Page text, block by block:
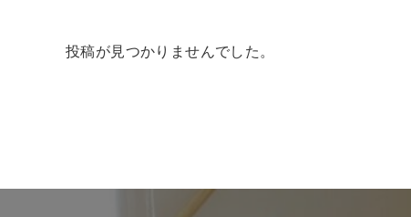
投稿が見つかりませんでした。